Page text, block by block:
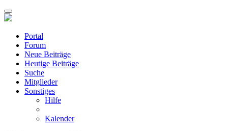
Portal
Forum
Neue Beiträge
Heutige Beiträge
Suche
Mitglieder
Sonstiges
Hilfe
Kalender